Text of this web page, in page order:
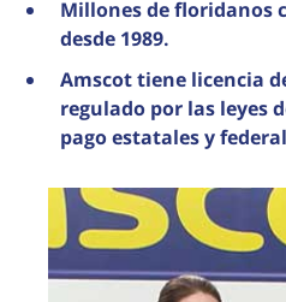
Millones de floridanos
desde 1989.
Amscot tiene licencia
regulado por las leyes
pago estatales y